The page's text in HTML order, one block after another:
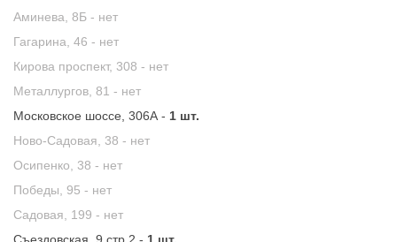
Аминева, 8Б - нет
Гагарина, 46 - нет
Кирова проспект, 308 - нет
Металлургов, 81 - нет
Московское шоссе, 306А - 1 шт.
Ново-Садовая, 38 - нет
Осипенко, 38 - нет
Победы, 95 - нет
Садовая, 199 - нет